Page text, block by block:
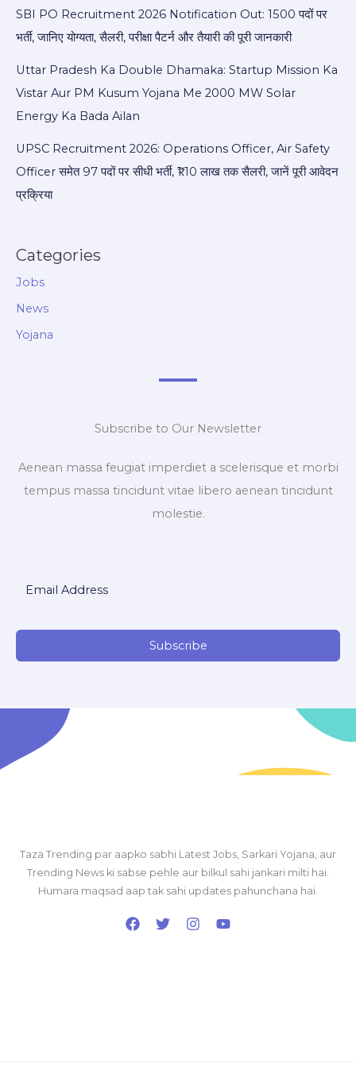
SBI PO Recruitment 2026 Notification Out: 1500 पदों पर
भर्ती, जानिए योग्यता, सैलरी, परीक्षा पैटर्न और तैयारी की पूरी जानकारी
Uttar Pradesh Ka Double Dhamaka: Startup Mission Ka
Vistar Aur PM Kusum Yojana Me 2000 MW Solar
Energy Ka Bada Ailan
UPSC Recruitment 2026: Operations Officer, Air Safety
Officer समेत 97 पदों पर सीधी भर्ती, ₹1.10 लाख तक सैलरी, जानें पूरी आवेदन
प्रक्रिया
Categories
Jobs
News
Yojana
Subscribe to Our Newsletter
Aenean massa feugiat imperdiet a scelerisque et morbi
tempus massa tincidunt vitae libero aenean tincidunt
molestie.
Subscribe
Taza Trending par aapko sabhi Latest Jobs, Sarkari Yojana, aur
Trending News ki sabse pehle aur bilkul sahi jankari milti hai.
Humara maqsad aap tak sahi updates pahunchana hai.